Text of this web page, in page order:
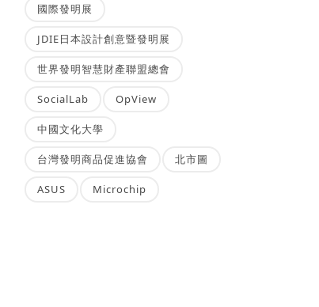
國際發明展
JDIE日本設計創意暨發明展
世界發明智慧財產聯盟總會
SocialLab OpView
中國文化大學
台灣發明商品促進協會 北市圖
ASUS Microchip